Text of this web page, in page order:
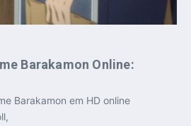
Barakamon Online:
Barakamon em HD online